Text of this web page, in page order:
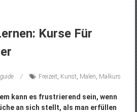
Kurse Für
Freizeit, Kunst, Malen, Malkurs
kann es frustrierend sein, wenn
an sich stellt, als man erfüllen